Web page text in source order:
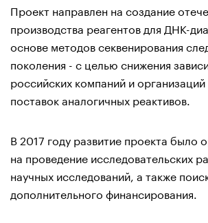
Проект направлен на создание
производства реагентов для ДНК-
основе методов секвенирования
поколения - с целью снижения
российских компаний и
поставок аналогичных реактивов.
В 2017 году развитие проекта было
на проведение исследовательских
научных исследований, а также
дополнительного финансирования.